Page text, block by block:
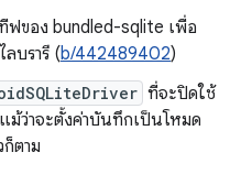
ฟของ bundled-sqlite เพื่อ
ลบรารี (b/442489402)
ที่จะปิดใช้
ม้ว่าจะตั้งค่าบันทึกเป็นโหมด
ตาม